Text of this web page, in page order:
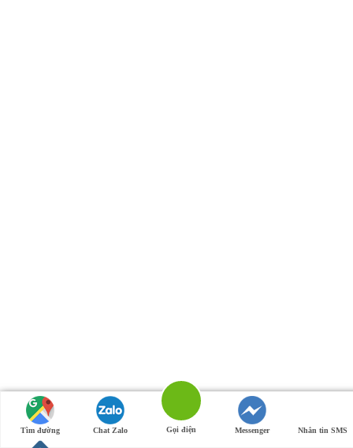
Tìm đường Chat Zalo Gọi điện Messenger Nhắn tin SMS